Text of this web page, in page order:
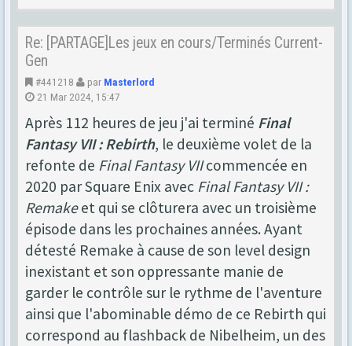
Re: [PARTAGE]Les jeux en cours/Terminés Current-
Gen
#441218 par Masterlord
21 Mar 2024, 15:47
Après 112 heures de jeu j'ai terminé Final
Fantasy VII : Rebirth, le deuxième volet de la
refonte de Final Fantasy VIIcommencée en
2020 par Square Enix avec Final Fantasy VII :
Remakeet qui se clôturera avec un troisième
épisode dans les prochaines années. Ayant
détesté Remake à cause de son level design
inexistant et son oppressante manie de
garder le contrôle sur le rythme de l'aventure
ainsi que l'abominable démo de ce Rebirth qui
correspond au flashback de Nibelheim, un des